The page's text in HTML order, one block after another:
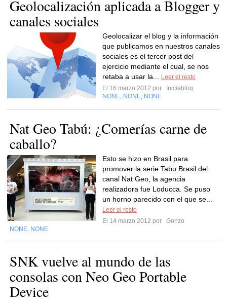
Geolocalización aplicada a Blogger y
canales sociales
Geolocalizar el blog y la información
que publicamos en nuestros canales
sociales es el tercer post del
ejercicio mediante el cual, se nos
retaba a usar la...
Leer el resto
El 16 marzo 2012 por
Iniciablog
NONE NONE NONE
Nat Geo Tabú: ¿Comerías carne de
caballo?
Esto se hizo en Brasil para
promover la serie Tabu Brasil del
canal Nat Geo, la agencia
realizadora fue Loducca. Se puso
un horno parecido con el que se...
Leer el resto
El 14 marzo 2012 por
Gonzo
NONE NONE
SNK vuelve al mundo de las
consolas con Neo Geo Portable
Device